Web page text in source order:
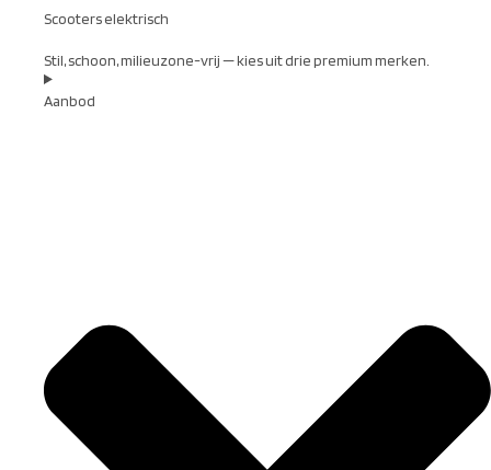
Scooters elektrisch
Stil, schoon, milieuzone-vrij — kies uit drie premium merken.
Aanbod